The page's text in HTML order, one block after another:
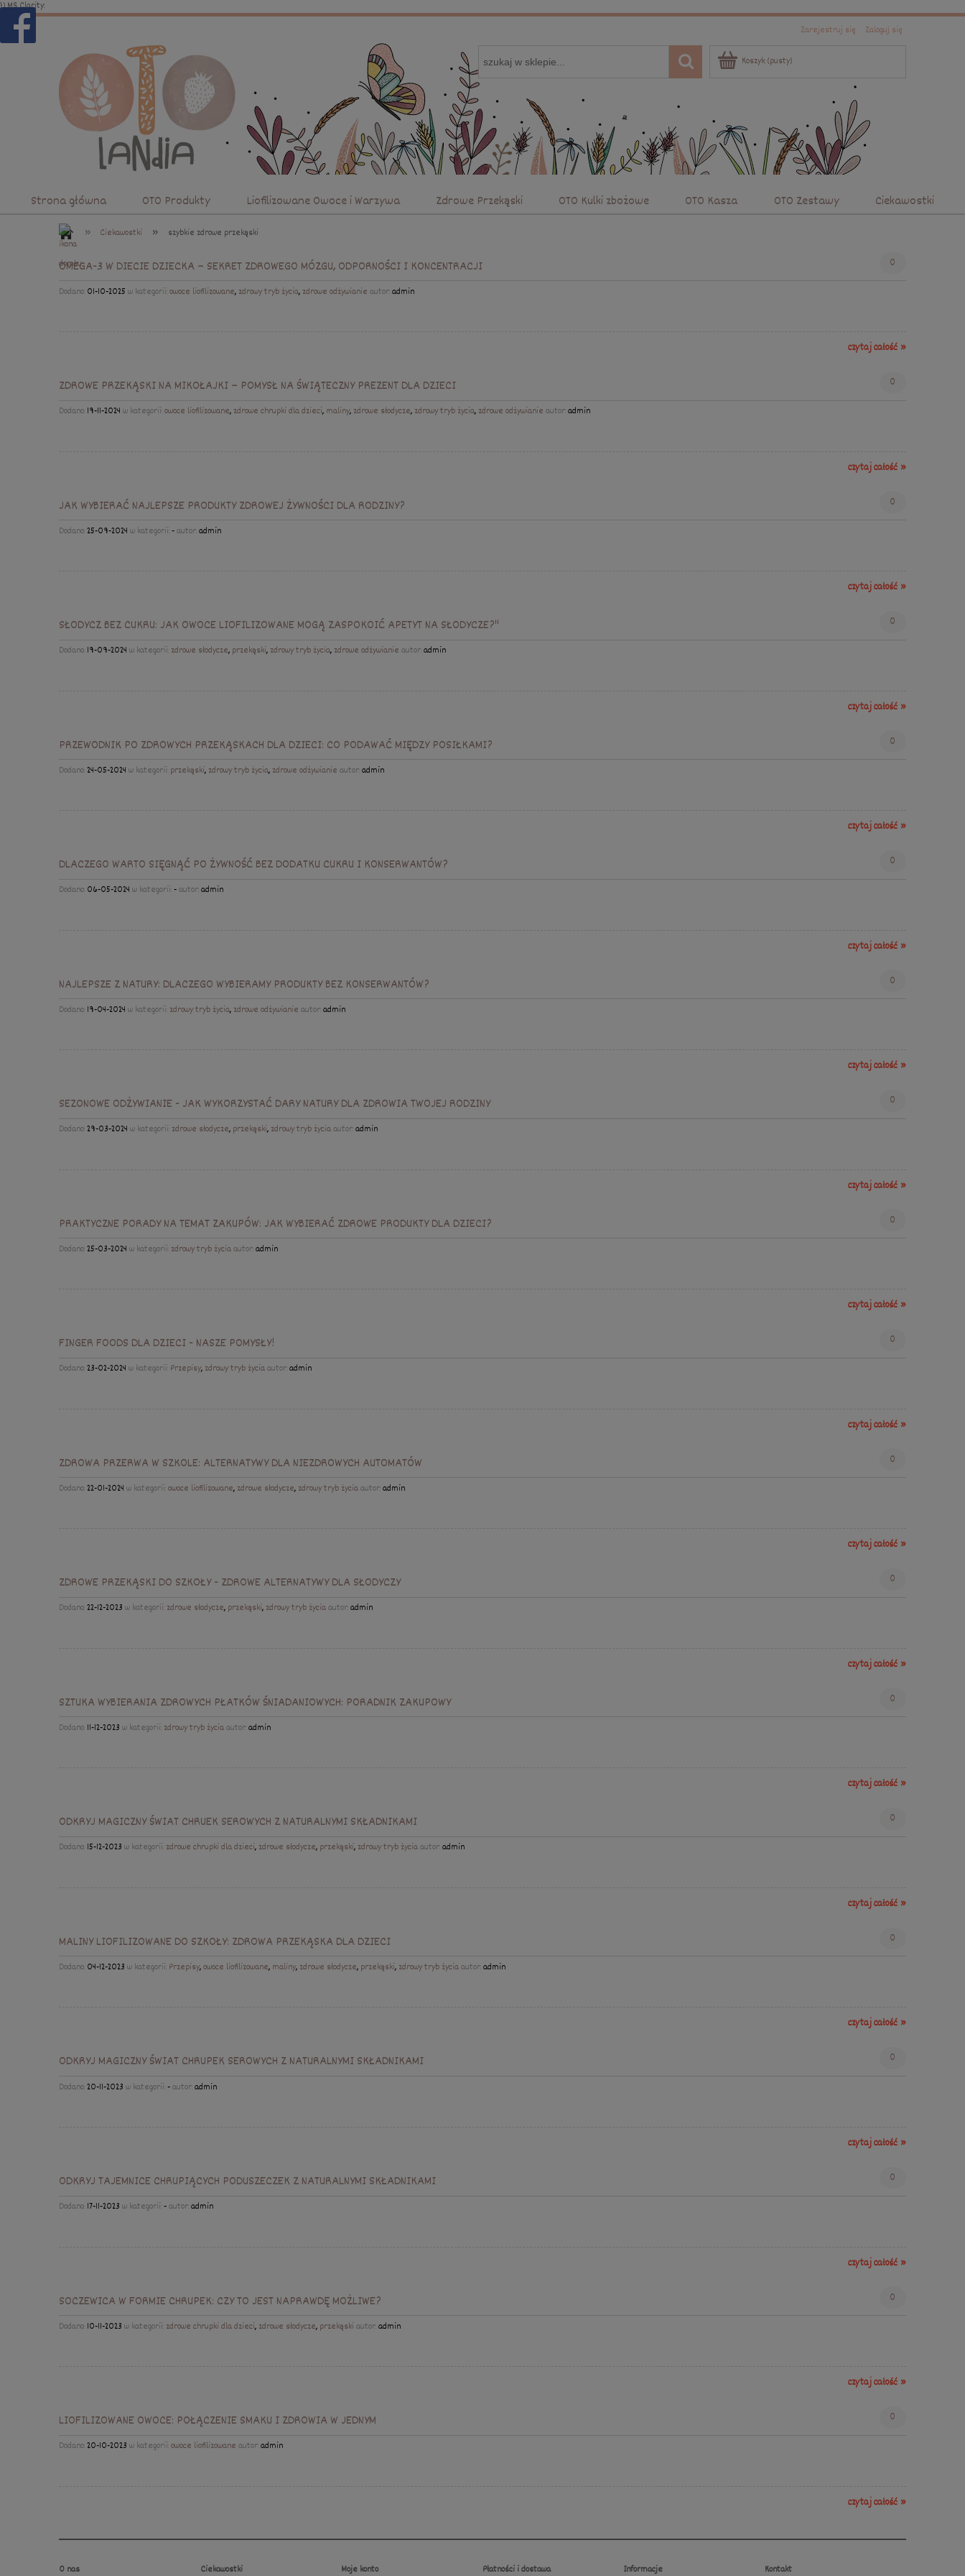
})MS Clarity:
Zarejestruj się
Zaloguj się
Koszyk:(pusty)
Strona główna OTO Produkty Liofilizowane Owoce i Warzywa Zdrowe Przekąski OTO Kulki zbożowe OTO Kasza OTO Zestawy Ciekawostki
» Ciekawostki » szybkie zdrowe przekąski
OMEGA-3 W DIECIE DZIECKA – SEKRET ZDROWEGO MÓZGU, ODPORNOŚCI I KONCENTRACJI 0
Dodano: 01-10-2025 w kategorii:owoce liofilizowane,zdrowy tryb życia,zdrowe odżywianie autor:admin
czytaj całość »
ZDROWE PRZEKĄSKI NA MIKOŁAJKI – POMYSŁ NA ŚWIĄTECZNY PREZENT DLA DZIECI 0
Dodano: 19-11-2024 w kategorii:owoce liofilizowane,zdrowe chrupki dla dzieci, maliny,zdrowe słodycze,zdrowy tryb życia,zdrowe odżywianie autor:admin
czytaj całość »
JAK WYBIERAĆ NAJLEPSZE PRODUKTY ZDROWEJ ŻYWNOŚCI DLA RODZINY? 0
Dodano:25-09-2024 w kategorii:-autor:admin
czytaj całość »
SŁODYCZ BEZ CUKRU: JAK OWOCE LIOFILIZOWANE MOGĄ ZASPOKOIĆ APETYT NA SŁODYCZE?" 0
Dodano: 19-09-2024 w kategorii:zdrowe słodycze, przekąski,zdrowy tryb życia,zdrowe odżywianie autor:admin
czytaj całość »
PRZEWODNIK PO ZDROWYCH PRZEKĄSKACH DLA DZIECI: CO PODAWAĆ MIĘDZY POSIŁKAMI? 0
Dodano:24-05-2024 w kategorii: przekąski,zdrowy tryb życia,zdrowe odżywianie autor:admin
czytaj całość »
DLACZEGO WARTO SIĘGNĄĆ PO ŻYWNOŚĆ BEZ DODATKU CUKRU I KONSERWANTÓW? 0
Dodano: 06-05-2024 w kategorii:-autor:admin
czytaj całość »
NAJLEPSZE Z NATURY: DLACZEGO WYBIERAMY PRODUKTY BEZ KONSERWANTÓW? 0
Dodano: 19-04-2024 w kategorii:zdrowy tryb życia,zdrowe odżywianie autor:admin
czytaj całość »
SEZONOWE ODŻYWIANIE - JAK WYKORZYSTAĆ DARY NATURY DLA ZDROWIA TWOJEJ RODZINY 0
Dodano:29-03-2024 w kategorii:zdrowe słodycze, przekąski,zdrowy tryb życiaautor:admin
czytaj całość »
PRAKTYCZNE PORADY NA TEMAT ZAKUPÓW: JAK WYBIERAĆ ZDROWE PRODUKTY DLA DZIECI? 0
Dodano:25-03-2024 w kategorii:zdrowy tryb życiaautor:admin
czytaj całość »
FINGER FOODS DLA DZIECI - NASZE POMYSŁY! 0
Dodano:23-02-2024 w kategorii: Przepisy,zdrowy tryb życiaautor:admin
czytaj całość »
ZDROWA PRZERWA W SZKOLE: ALTERNATYWY DLA NIEZDROWYCH AUTOMATÓW 0
Dodano:22-01-2024 w kategorii:owoce liofilizowane,zdrowe słodycze,zdrowy tryb życiaautor:admin
czytaj całość »
ZDROWE PRZEKĄSKI DO SZKOŁY - ZDROWE ALTERNATYWY DLA SŁODYCZY 0
Dodano:22-12-2023 w kategorii:zdrowe słodycze, przekąski,zdrowy tryb życiaautor:admin
czytaj całość »
SZTUKA WYBIERANIA ZDROWYCH PŁATKÓW ŚNIADANIOWYCH: PORADNIK ZAKUPOWY 0
Dodano: 11-12-2023 w kategorii:zdrowy tryb życiaautor:admin
czytaj całość »
ODKRYJ MAGICZNY ŚWIAT CHRUEK SEROWYCH Z NATURALNYMI SKŁADNIKAMI 0
Dodano: 15-12-2023 w kategorii:zdrowe chrupki dla dzieci,zdrowe słodycze, przekąski,zdrowy tryb życiaautor:admin
czytaj całość »
MALINY LIOFILIZOWANE DO SZKOŁY: ZDROWA PRZEKĄSKA DLA DZIECI 0
Dodano: 04-12-2023 w kategorii: Przepisy,owoce liofilizowane, maliny,zdrowe słodycze, przekąski,zdrowy tryb życiaautor:admin
czytaj całość »
ODKRYJ MAGICZNY ŚWIAT CHRUPEK SEROWYCH Z NATURALNYMI SKŁADNIKAMI 0
Dodano:20-11-2023 w kategorii:-autor:admin
czytaj całość »
ODKRYJ TAJEMNICE CHRUPIĄCYCH PODUSZECZEK Z NATURALNYMI SKŁADNIKAMI 0
Dodano: 17-11-2023 w kategorii:-autor:admin
czytaj całość »
SOCZEWICA W FORMIE CHRUPEK: CZY TO JEST NAPRAWDĘ MOŻLIWE? 0
Dodano: 10-11-2023 w kategorii:zdrowe chrupki dla dzieci,zdrowe słodycze, przekąskiautor:admin
czytaj całość »
LIOFILIZOWANE OWOCE: POŁĄCZENIE SMAKU I ZDROWIA W JEDNYM 0
Dodano:20-10-2023 w kategorii:owoce liofilizowane autor:admin
czytaj całość »
O nas Ciekawostki Moje konto Płatności i dostawa Informacje Kontakt